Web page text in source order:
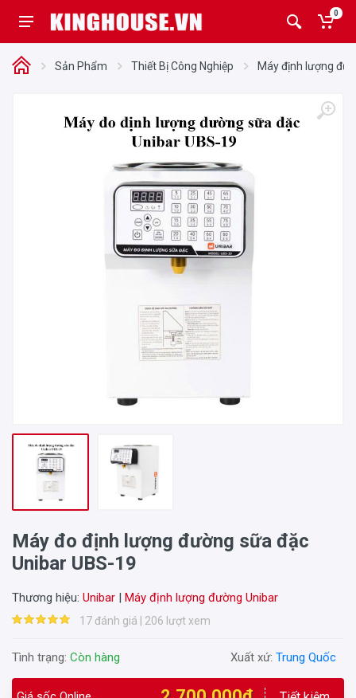
0
Sản Phẩm Thiết Bị Công Nghiệp Máy định lượng
Máy đo định lượng đường sữa đặc
Unibar UBS-19
Thương hiệu: Unibar | Máy định lượng đường Unibar
17 đánh giá | 206 lượt xem
Tình trạng: Còn hàng Xuất xứ: Trung Quốc